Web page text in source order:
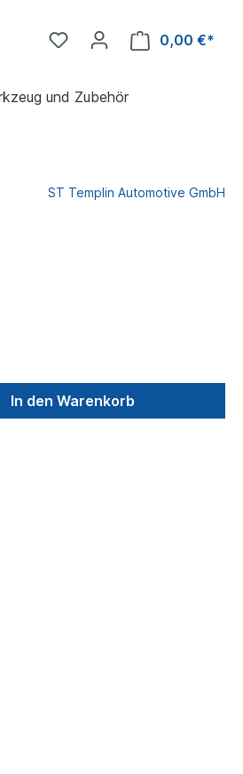
0,00 €*
und Zubehör
ST Templin Automotive GmbH
In den Warenkorb